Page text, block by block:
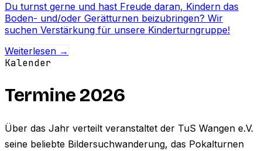
Du turnst gerne und hast Freude daran, Kindern das
Boden- und/oder Gerätturnen beizubringen? Wir
suchen Verstärkung für unsere Kinderturngruppe!
Weiterlesen →
Kalender
Termine 2026
Über das Jahr verteilt veranstaltet der TuS Wangen e.V.
seine beliebte Bildersuchwanderung, das Pokalturnen